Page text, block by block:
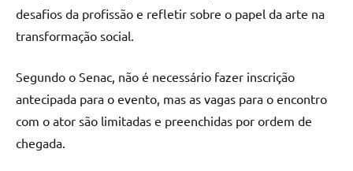
desafios da profissão e refletir sobre o papel da arte na
transformação social.
Segundo o Senac, não é necessário fazer inscrição
antecipada para o evento, mas as vagas para o encontro
com o ator são limitadas e preenchidas por ordem de
chegada.